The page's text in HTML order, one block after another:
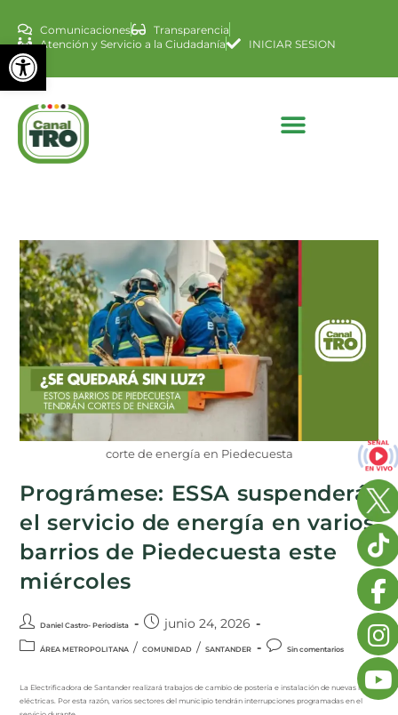
Abrir barra de
Comunicaciones
Transparencia
Atención y Servicio a la Ciudadanía
INICIAR SESION
corte de energía en Piedecuesta
Prográmese: ESSA suspenderá
el servicio de energía en varios
barrios de Piedecuesta este
miércoles
Daniel Castro- Periodista junio 24, 2026
ÁREA METROPOLITANA / COMUNIDAD / SANTANDER Sin comentarios
La Electrificadora de Santander realizará trabajos de cambio de postería e instalación de nuevas redes
eléctricas. Por esta razón, varios sectores del municipio tendrán interrupciones programadas en el